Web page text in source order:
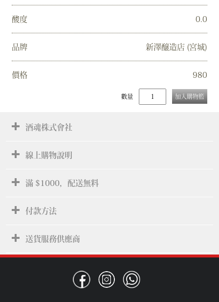
數量 加入購物籃
酸度 0.0
品牌 新澤醸造店 (宮城)
價格 980
酒魂株式會社
線上購物說明
滿 $1000，配送無料
付款方法
送貨服務供應商